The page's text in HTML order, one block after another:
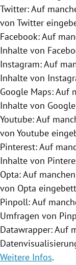
Twitter: Auf
von Twitter
Facebook: Auf
Inhalte von
Instagram: Auf
Inhalte von
Google Maps: Auf
Inhalte von
Youtube: Auf
von Youtube
Pinterest: Auf
Inhalte von
Opta: Auf
von Opta
Pinpoll: Auf
Umfragen von
Datawrapper: Auf
Weitere Infos.